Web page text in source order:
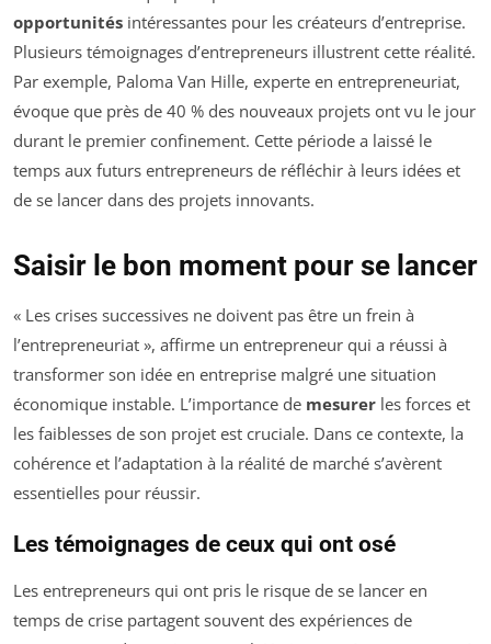
opportunités intéressantes pour les créateurs d’entreprise.
Plusieurs témoignages d’entrepreneurs illustrent cette réalité.
Par exemple, Paloma Van Hille, experte en entrepreneuriat,
évoque que près de 40 % des nouveaux projets ont vu le jour
durant le premier confinement. Cette période a laissé le
temps aux futurs entrepreneurs de réfléchir à leurs idées et
de se lancer dans des projets innovants.
Saisir le bon moment pour se lancer
« Les crises successives ne doivent pas être un frein à
l’entrepreneuriat », affirme un entrepreneur qui a réussi à
transformer son idée en entreprise malgré une situation
économique instable. L’importance de mesurer les forces et
les faiblesses de son projet est cruciale. Dans ce contexte, la
cohérence et l’adaptation à la réalité de marché s’avèrent
essentielles pour réussir.
Les témoignages de ceux qui ont osé
Les entrepreneurs qui ont pris le risque de se lancer en
temps de crise partagent souvent des expériences de